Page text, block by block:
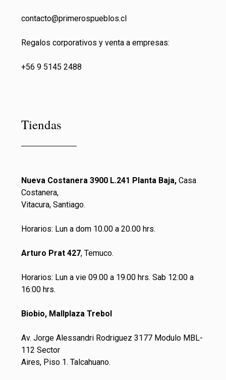
contacto@primerospueblos.cl
Regalos corporativos y venta a empresas:
+56 9 5145 2488
Tiendas
Nueva Costanera 3900 L.241 Planta Baja, Casa
Costanera,
Vitacura, Santiago.
Horarios: Lun a dom 10.00 a 20.00 hrs.
Arturo Prat 427, Temuco.
Horarios: Lun a vie 09.00 a 19.00 hrs. Sab 12:00 a
16:00 hrs.
Biobio, Mallplaza Trebol
Av. Jorge Alessandri Rodriguez 3177 Modulo MBL-
112 Sector
Aires, Piso 1. Talcahuano.